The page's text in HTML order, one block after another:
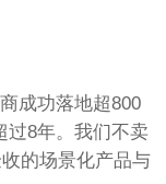
成功落地超800
过8年。我们不卖
的场景化产品与